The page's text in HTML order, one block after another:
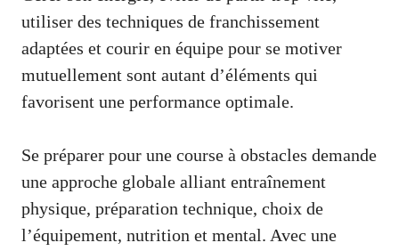
utiliser des techniques de franchissement
adaptées et courir en équipe pour se motiver
mutuellement sont autant d’éléments qui
favorisent une performance optimale.
Se préparer pour une course à obstacles demande
une approche globale alliant entraînement
physique, préparation technique, choix de
l’équipement, nutrition et mental. Avec une